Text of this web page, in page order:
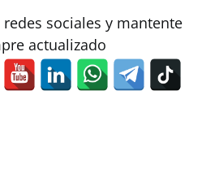
redes sociales y mantente
actualizado